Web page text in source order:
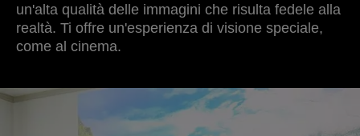
un'alta qualità delle immagini che risulta fedele alla
realtà. Ti offre un'esperienza di visione speciale,
come al cinema.